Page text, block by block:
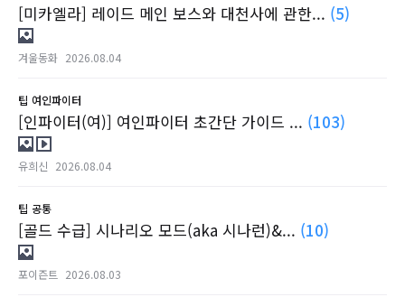
[미카엘라] 레이드 메인 보스와 대천사에 관한... (5)
겨울동화 2026.08.04
팁 여인파이터
[인파이터(여)] 여인파이터 초간단 가이드 ... (103)
유희신 2026.08.04
팁 공통
[골드 수급] 시나리오 모드(aka 시나런)&... (10)
포이즌트 2026.08.03